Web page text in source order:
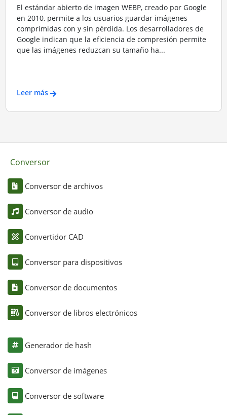
El estándar abierto de imagen WEBP, creado por Google
en 2010, permite a los usuarios guardar imágenes
comprimidas con y sin pérdida. Los desarrolladores de
Google indican que la eficiencia de compresión permite
que las imágenes reduzcan su tamaño ha...
Leer más
Conversor
Conversor de archivos
Conversor de audio
Convertidor CAD
Conversor para dispositivos
Conversor de documentos
Conversor de libros electrónicos
Generador de hash
Conversor de imágenes
Conversor de software